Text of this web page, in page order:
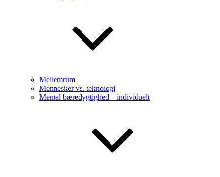
Mellemrum
Mennesker vs. teknologi
Mental bæredygtighed – individuelt